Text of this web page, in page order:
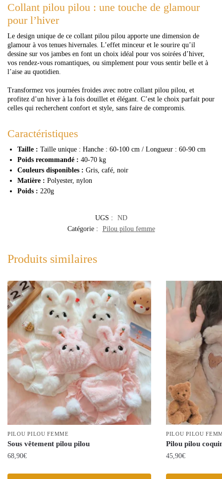
Collant pilou pilou : une touche de glamour
pour l’hiver
Le design unique de ce collant pilou pilou apporte une dimension de
glamour à vos tenues hivernales. L’effet minceur et le sourire qu’il
dessine sur vos jambes en font un choix idéal pour vos soirées d’hiver,
vos rendez-vous romantiques, ou simplement pour vous sentir belle et à
l’aise au quotidien.
Transformez vos journées froides avec notre collant pilou pilou, et
profitez d’un hiver à la fois douillet et élégant. C’est le choix parfait pour
celles qui recherchent confort et style, sans faire de compromis.
Caractéristiques
Taille : Taille unique : Hanche : 60-100 cm / Longueur : 60-90 cm
Poids recommandé : 40-70 kg
Couleurs disponibles : Gris, café, noir
Matière : Polyester, nylon
Poids : 220g
UGS :
ND
Catégorie :
Pilou pilou femme
Produits similaires
PILOU PILOU FEMME
Sous vêtement pilou pilou
68,90€
Ce
PILOU PILOU
Pilou pilou
45,90€
Ce